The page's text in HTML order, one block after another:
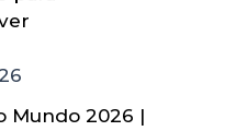
Mundo 2026 |